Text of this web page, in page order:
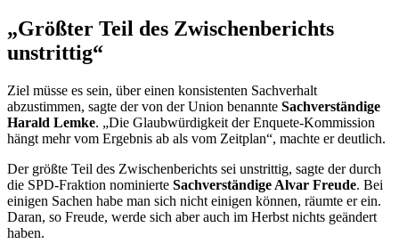
„Größter Teil des Zwischenberichts
unstrittig“
Ziel müsse es sein, über einen konsistenten Sachverhalt
abzustimmen, sagte der von der Union benannte Sachverständige
Harald Lemke. „Die Glaubwürdigkeit derEnquete-Kommission
hängt mehr vom Ergebnis ab als vom Zeitplan“, machte er deutlich.
Der größte Teil des Zwischenberichts sei unstrittig, sagte der durch
die SPD-Fraktion nominierte Sachverständige Alvar Freude. Bei
einigen Sachen habe man sich nicht einigen können, räumte er ein.
Daran, so Freude, werde sich aber auch im Herbst nichts geändert
haben.